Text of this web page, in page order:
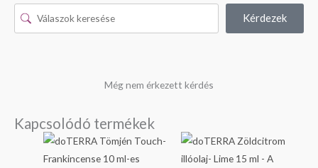
Kérdezek
Még nem érkezett kérdés
Kapcsolódó termékek